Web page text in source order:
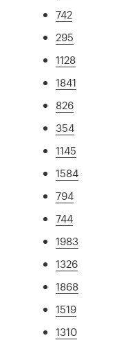
742
295
1128
1841
826
354
1145
1584
794
744
1983
1326
1868
1519
1310